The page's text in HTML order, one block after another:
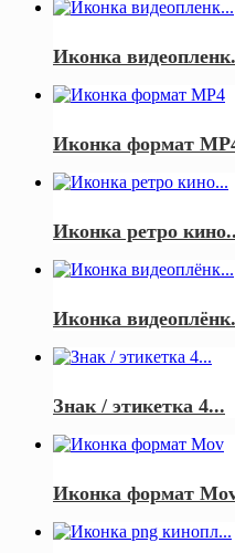
Иконка
Иконка формат
Иконка ретро
Иконка
Знак / этикетка 4...
Иконка формат